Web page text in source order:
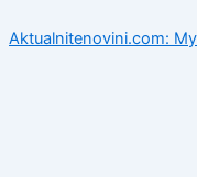
Aktualnitenovini.com: